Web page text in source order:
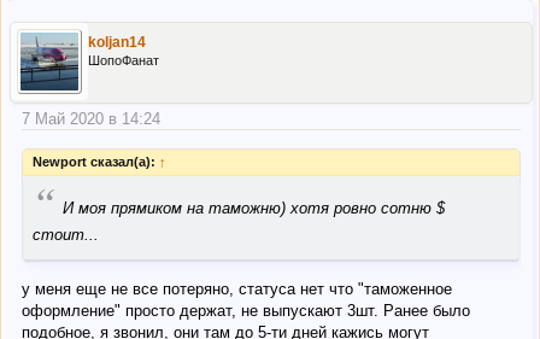
koljan14
ШопоФанат
7 Май 2020 в 14:24
Newport сказал(а): ↑
“ И моя прямиком на таможню) хотя ровно сотню $
стоит...
у меня еще не все потеряно, статуса нет что "таможенное
оформление" просто держат, не выпускают 3шт. Ранее было
подобное, я звонил, они там до 5-ти дней кажись могут